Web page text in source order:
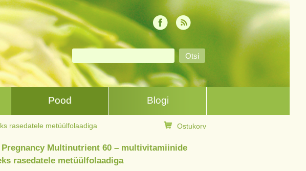
Pood Blogi
rasedatele metüülfolaadiga Ostukorv
Pregnancy Multinutrient 60 – multivitamiinide
rasedatele metüülfolaadiga